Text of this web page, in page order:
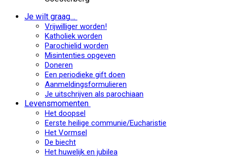
Je wilt graag…
Vrijwilliger worden!
Katholiek worden
Parochielid worden
Misintenties opgeven
Doneren
Een periodieke gift doen
Aanmeldingsformulieren
Je uitschrijven als parochiaan
Levensmomenten
Het doopsel
Eerste heilige communie/Eucharistie
Het Vormsel
De biecht
Het huwelijk en jubilea